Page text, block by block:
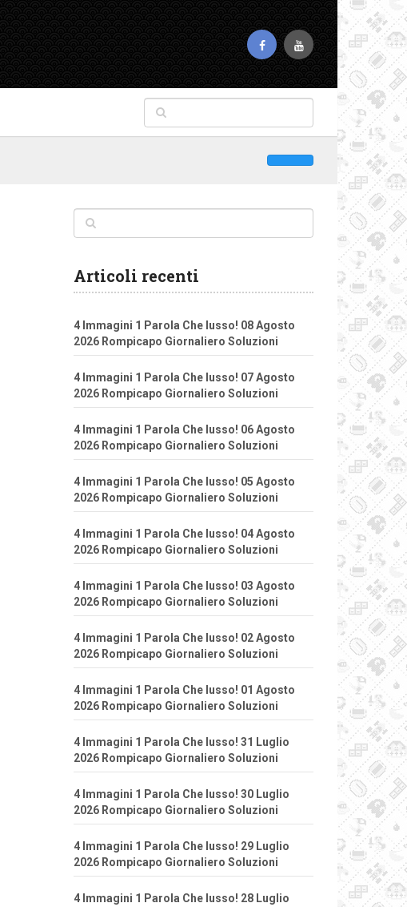
Articoli recenti
4 Immagini 1 Parola Che lusso! 08 Agosto
2026 Rompicapo Giornaliero Soluzioni
4 Immagini 1 Parola Che lusso! 07 Agosto
2026 Rompicapo Giornaliero Soluzioni
4 Immagini 1 Parola Che lusso! 06 Agosto
2026 Rompicapo Giornaliero Soluzioni
4 Immagini 1 Parola Che lusso! 05 Agosto
2026 Rompicapo Giornaliero Soluzioni
4 Immagini 1 Parola Che lusso! 04 Agosto
2026 Rompicapo Giornaliero Soluzioni
4 Immagini 1 Parola Che lusso! 03 Agosto
2026 Rompicapo Giornaliero Soluzioni
4 Immagini 1 Parola Che lusso! 02 Agosto
2026 Rompicapo Giornaliero Soluzioni
4 Immagini 1 Parola Che lusso! 01 Agosto
2026 Rompicapo Giornaliero Soluzioni
4 Immagini 1 Parola Che lusso! 31 Luglio
2026 Rompicapo Giornaliero Soluzioni
4 Immagini 1 Parola Che lusso! 30 Luglio
2026 Rompicapo Giornaliero Soluzioni
4 Immagini 1 Parola Che lusso! 29 Luglio
2026 Rompicapo Giornaliero Soluzioni
4 Immagini 1 Parola Che lusso! 28 Luglio